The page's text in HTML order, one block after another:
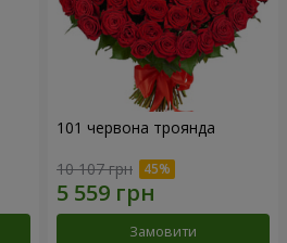
101 червона троянда
10 107 грн
Замовити